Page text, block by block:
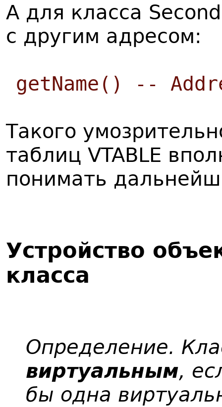
А для класса
с другим адресом:
getName() --
Такого
таблиц VTABLE
понимать
Устройство
класса
Определение.
виртуальным,
бы одна